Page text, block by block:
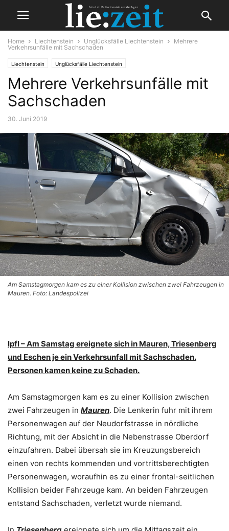
Home Liechtenstein Unglücksfälle Liechtenstein
Mehrere
Verkehrsunfälle mit Sachschaden
Liechtenstein Unglücksfälle Liechtenstein
Mehrere Verkehrsunfälle mit
Sachschaden
30. Juni 2019
Am Samstagmorgen kam es zu einer Kollision zwischen zwei Fahrzeugen in
Mauren. Foto: Landespolizei
lpfl – Am Samstag ereignete sich in Mauren, Triesenberg
und Eschen je ein Verkehrsunfall mit Sachschaden.
Personen kamen keine zu Schaden.
Am Samstagmorgen kam es zu einer Kollision zwischen
zwei Fahrzeugen in Mauren. Die Lenkerin fuhr mit ihrem
Personenwagen auf der Neudorfstrasse in nördliche
Richtung, mit der Absicht in die Nebenstrasse Oberdorf
einzufahren. Dabei übersah sie im Kreuzungsbereich
einen von rechts kommenden und vortrittsberechtigten
Personenwagen, woraufhin es zu einer frontal-seitlichen
Kollision beider Fahrzeuge kam. An beiden Fahrzeugen
entstand Sachschaden, verletzt wurde niemand.